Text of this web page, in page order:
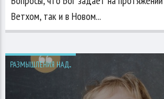
Ветхом, так и в Новом...
РАЗМЫШЛЕНИЯ НАД...